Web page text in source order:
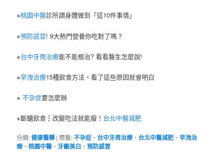
※桃園中醫診所調身體做到「這10件事情」
※預防感冒! 9大熱門營養你吃對了嗎？
※台中牙周治療能不能根治? 看看醫生怎麼說!
※早洩治療15種飲食方法，看了這些原因就會明白
※不孕症要怎麼辦
※斷醣飲食┇改變吃法就能瘦！ 台北中醫減肥
分類:健康醫藥 |標籤:不孕症 、 台中牙周治療 、 台北中醫減肥 、早洩治
療 、桃園中醫 、 牙齦美白 、預防感冒